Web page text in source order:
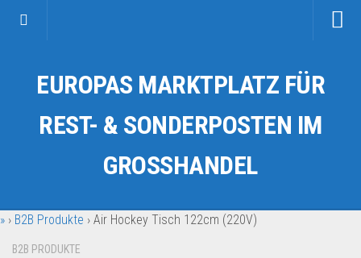
Kategorien
Auto & Motorrad
Fahrzeuge & Transport
Garten & Werkzeug
Geschäft, Büro & Schreibwaren
EUROPAS MARKTPLATZ FÜR
REST- & SONDERPOSTEN IM
GROSSHANDEL
» › B2B Produkte › Air Hockey Tisch 122cm (220V)
B2B PRODUKTE